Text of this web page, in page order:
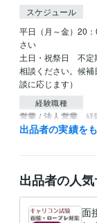
スケジュール
平日（月～金）20
さい
土日・祝祭日　不
相談ください。候
談に応じます）
経験職種
営業 / 法人営業 経
ITシステム＆電子
ITシステム・人材
受賞歴
出品者の実績を
出品者の人
面